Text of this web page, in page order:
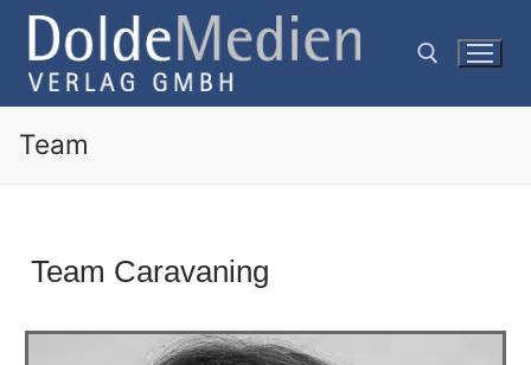
Team
Team Caravaning